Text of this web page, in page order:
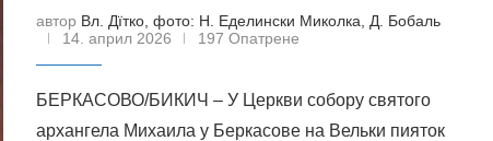
автор Вл. Дїтко, фото: Н. Еделински Миколка, Д. Бобаль
14. април 2026
197 Опатрене
БЕРКАСОВО/БИКИЧ – У Церкви собору святого
архангела Михаила у Беркасове на Вельки пияток